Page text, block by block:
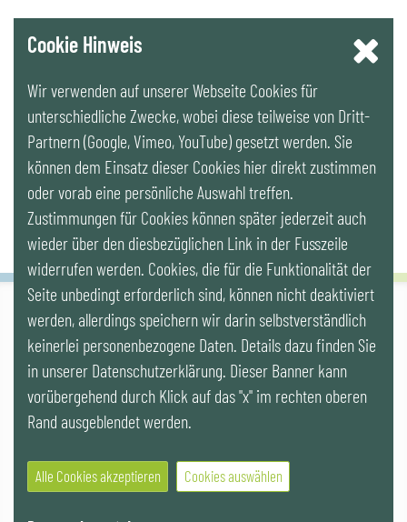
YouTube
LinkedIn
Newsletter
IG LEBENSZYKLUS BAU
Wipplingerstr. 10/Top 9, Stoß im Himmel, A-1010 Wien
office@ig-lebenszyklus.at
Kontakt
Videos |Veranstaltungen
© 2021 IG LEBENSZYKLUS BAU
Cookie Hinweis
Wir verwenden auf unserer Webseite Cookies für
unterschiedliche Zwecke, wobei diese teilweise von Dritt-
Partnern (Google, Vimeo, YouTube) gesetzt werden. Sie
können dem Einsatz dieser Cookies hier direkt zustimmen
oder vorab eine persönliche Auswahl treffen.
Zustimmungen für Cookies können später jederzeit auch
wieder über den diesbezüglichen Link in der Fusszeile
widerrufen werden. Cookies, die für die Funktionalität der
Seite unbedingt erforderlich sind, können nicht deaktiviert
werden, allerdings speichern wir darin selbstverständlich
keinerlei personenbezogene Daten. Details dazu finden Sie
in unserer Datenschutzerklärung. Dieser Banner kann
vorübergehend durch Klick auf das "x" im rechten oberen
Rand ausgeblendet werden.
Alle Cookies akzeptieren Cookies auswählen